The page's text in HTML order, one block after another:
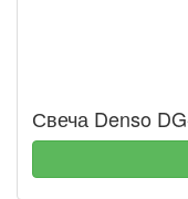
Свеча Denso